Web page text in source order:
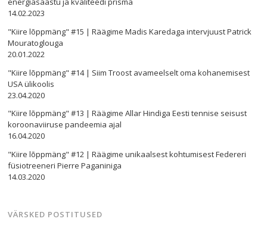
14.02.2023
"Kiire lõppmäng" #15 | Räägime Madis Karedaga intervjuust Patrick
Mouratoglouga
20.01.2022
"Kiire lõppmäng" #14 | Siim Troost avameelselt oma kohanemisest
USA ülikoolis
23.04.2020
"Kiire lõppmäng" #13 | Räägime Allar Hindiga Eesti tennise seisust
koroonaviiruse pandeemia ajal
16.04.2020
"Kiire lõppmäng" #12 | Räägime unikaalsest kohtumisest Federeri
füsiotreeneri Pierre Paganiniga
14.03.2020
VÄRSKED POSTITUSED
Navigeerimine